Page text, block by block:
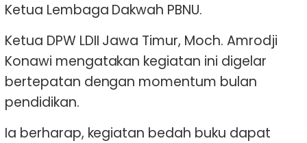
Ketua Lembaga Dakwah PBNU.
Ketua DPW LDII Jawa Timur, Moch. Amrodji
Konawi mengatakan kegiatan ini digelar
bertepatan dengan momentum bulan
pendidikan.
Ia berharap, kegiatan bedah buku dapat